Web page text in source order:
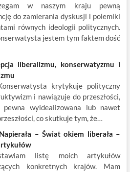
w naszym kraju pewną
do zamierania dyskusji i polemiki
równych ideologii politycznych.
jestem tym faktem dość
liberalizmu, konserwatyzmu i
krytykuje polityczny
i nawiązuje do przeszłości,
wyidealizowana lub nawet
co skutkuje tym, że…
– Świat okiem liberała –
listę moich artykułów
konkretnych krajów. Mam